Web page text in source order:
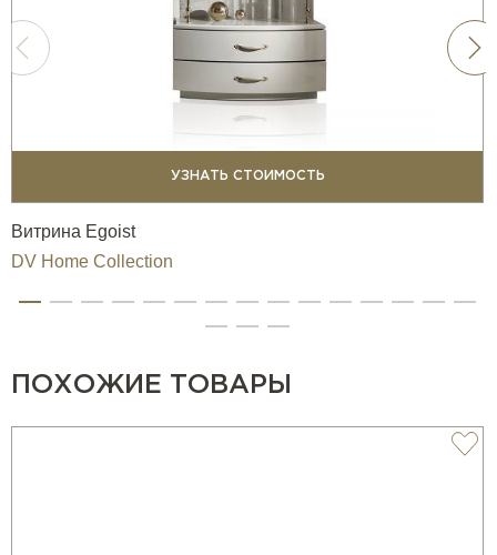
УЗНАТЬ СТОИМОСТЬ
Витрина Egoist
DV Home Collection
ПОХОЖИЕ ТОВАРЫ